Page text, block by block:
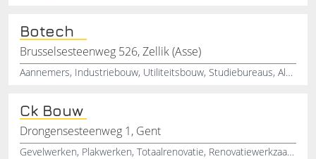
Botech
Brusselsesteenweg 526, Zellik (Asse)
Aannemers, Industriebouw, Utiliteitsbouw, Studiebureaus, Algemeen
Ck Bouw
Drongensesteenweg 1, Gent
Gevelwerken, Plakwerken, Totaalrenovatie, Renovatiewerkzaamheden, Stukadoorswerken, Renoveren van woning, Grote verbouwingen